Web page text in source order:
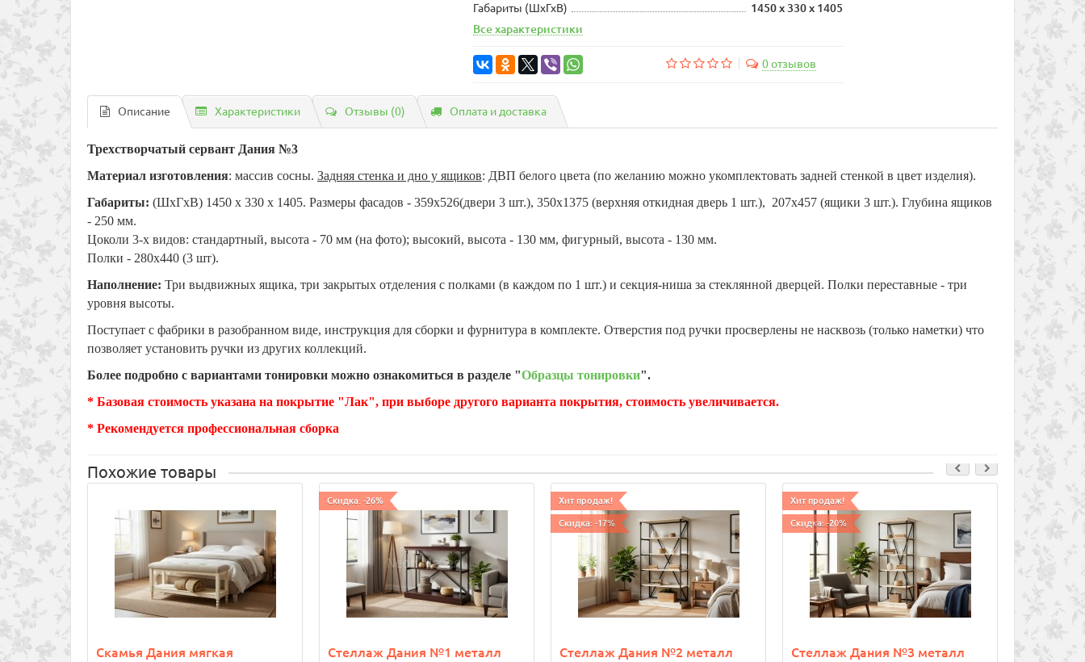
Габариты (ШхГхВ)
1450 х 330 х 1405
Все характеристики
0 отзывов
Описание Характеристики Отзывы (0) Оплата и доставка
Трехстворчатый сервант Дания №3
Материал изготовления: массив сосны. Задняя стенка и дно у ящиков: ДВП белого цвета (по желанию можно укомплектовать задней стенкой в цвет изделия).
Габариты: (ШхГхВ) 1450 х 330 х 1405. Размеры фасадов - 359х526(двери 3 шт.), 350х1375 (верхняя откидная дверь 1 шт.), 207х457 (ящики 3 шт.). Глубина ящиков
- 250 мм.
Цоколи 3-х видов: стандартный, высота - 70 мм (на фото); высокий, высота - 130 мм, фигурный, высота - 130 мм.
Полки - 280х440 (3 шт).
Наполнение: Три выдвижных ящика, три закрытых отделения с полками (в каждом по 1 шт.) и секция-ниша за стеклянной дверцей. Полки переставные - три
уровня высоты.
Поступает с фабрики в разобранном виде, инструкция для сборки и фурнитура в комплекте. Отверстия под ручки просверлены не насквозь (только наметки) что
позволяет установить ручки из других коллекций.
Более подробно с вариантами тонировки можно ознакомиться в разделе "Образцы тонировки".
* Базовая стоимость указана на покрытие "Лак", при выборе другого варианта покрытия, стоимость увеличивается.
* Рекомендуется профессиональная сборка
Похожие товары
Скамья Дания мягкая
Скидка: -26%
Стеллаж Дания №1 металл
Хит продаж!
Скидка: -17%
Стеллаж Дания №2 металл
Хит продаж!
Скидка: -20%
Стеллаж Дания №3 металл Стол